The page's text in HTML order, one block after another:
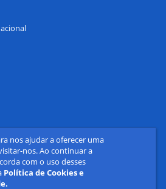
nos ajudar a oferecer uma
nos. Ao continuar a
com o uso desses
Política de Cookies e